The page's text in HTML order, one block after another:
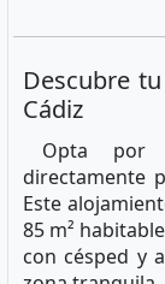
Descubre
Cádiz
Opta por
directamente
Este
85 m²
con césped y